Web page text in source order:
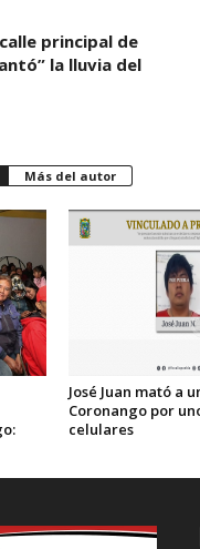
principal de
la lluvia del
Más del autor
José Juan mató a
Coronango por
celulares